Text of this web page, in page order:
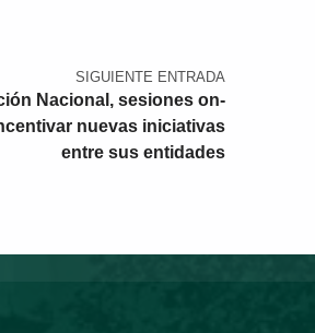
SIGUIENTE ENTRADA
Nacional, sesiones on-
nuevas iniciativas
entre sus entidades